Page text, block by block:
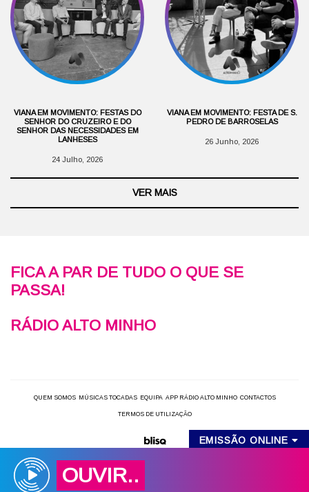
EMISSÃO ONLINE
OUVIR..
VIANA EM MOVIMENTO: FESTAS DO
SENHOR DO CRUZEIRO E DO
SENHOR DAS NECESSIDADES EM
LANHESES
24 Julho, 2026
VIANA EM MOVIMENTO: FESTA DE S.
PEDRO DE BARROSELAS
26 Junho, 2026
VER MAIS
FICA A PAR DE TUDO O QUE SE
PASSA!
RÁDIO ALTO MINHO
QUEM SOMOS MÚSICAS TOCADAS EQUIPA APP RÁDIO ALTO MINHO CONTACTOS
TERMOS DE UTILIZAÇÃO